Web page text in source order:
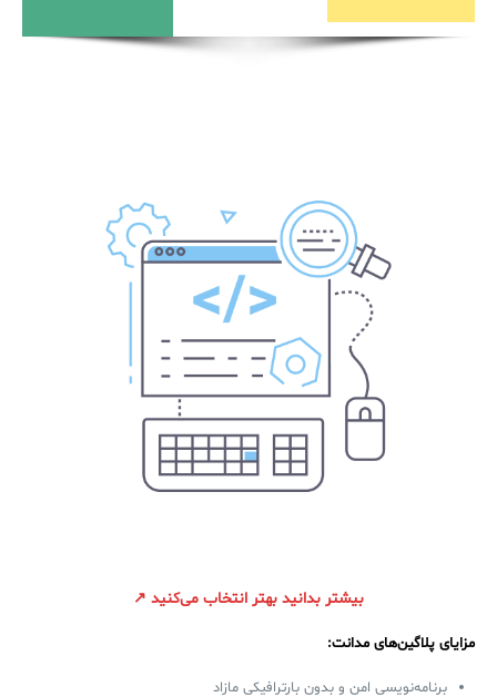
بیشتر بدانید بهتر انتخاب می‌کنید ↗
مزایای پلاگین‌های مدانت:
برنامه‌نویسی امن و بدون بارترافیکی مازاد